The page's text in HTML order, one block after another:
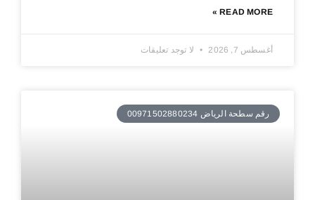
READ MORE »
أغسطس 7, 2026 لا توجد تعليقات
رقم سطحة الرياض 00971502880234